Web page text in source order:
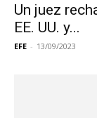
Un juez
EE. UU. y...
EFE - 13/09/2023